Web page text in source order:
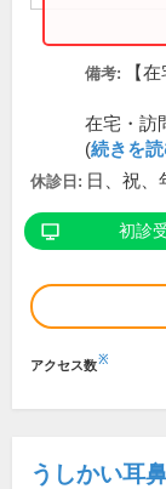
備考: 【
在宅・訪
(続きを
休診日: 日、祝、
初診
アクセス数※
うしかい耳